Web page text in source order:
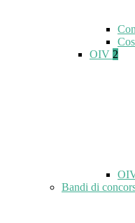
OIV 2
Bandi di